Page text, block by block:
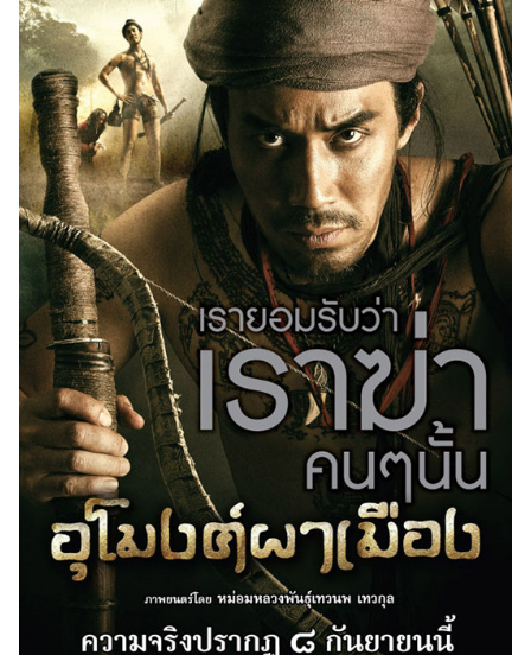
สัตว์
เลี้ยง
Infographic
บริการ
แอปฯ
กระปุก
คอร์ส
ออนไลน์
เรียน
เลข
ออนไลน์
ติดต่อ
โฆษณา
แจ้ง
ปัญหา